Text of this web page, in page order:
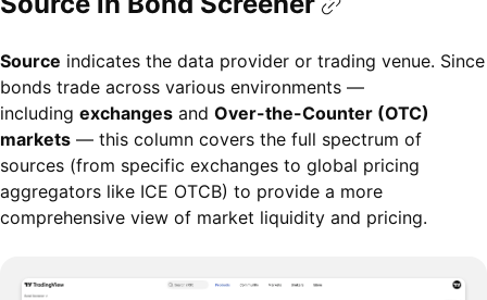
Source indicates the data provider or trading venue. Since
bonds trade across various environments —
including exchanges and Over-the-Counter (OTC)
markets — this column covers the full spectrum of
sources (from specific exchanges to global pricing
aggregators like ICE OTCB) to provide a more
comprehensive view of market liquidity and pricing.